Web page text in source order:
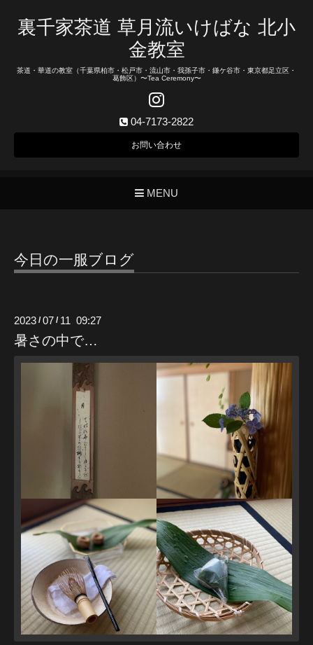
裏千家茶道 草月流いけばな 北小
金教室
茶道・華道の教室（千葉県柏市・松戸市・流山市・我孫子市・鎌ケ谷市・東京都足立区・
葛飾区）〜Tea Ceremony〜
04-7173-2822
お問い合わせ
MENU
今日の一服ブログ
2023 /07 / 11 09:27
暑さの中で…